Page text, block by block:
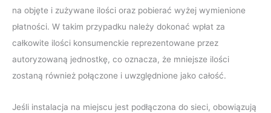
na objęte i zużywane ilości oraz pobierać wyżej wymienione
płatności. W takim przypadku należy dokonać wpłat za
całkowite ilości konsumenckie reprezentowane przez
autoryzowaną jednostkę, co oznacza, że mniejsze ilości
zostaną również połączone i uwzględnione jako całość.
Jeśli instalacja na miejscu jest podłączona do sieci, obowiązują